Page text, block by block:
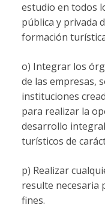
estudio en todos
pública y privada
formación
o) Integrar los
de las empresas,
instituciones
para realizar la
desarrollo
turísticos de
p) Realizar
resulte necesaria
fines.